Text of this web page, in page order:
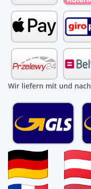
Wir liefern mit und nach